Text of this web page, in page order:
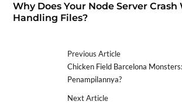
Why Does Your Node Server Crash
Handling Files?
Previous Article
Chicken Field Barcelona
Penampilannya?
Next Article